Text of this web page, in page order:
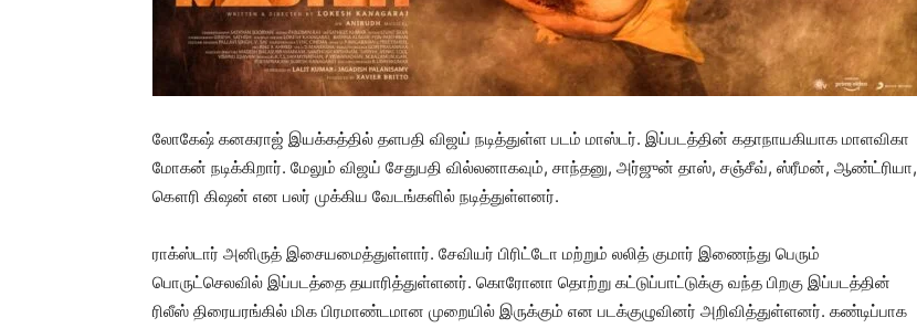
லோகேஷ் கனகராஜ் இயக்கத்தில் தளபதி விஜய் நடித்துள்ள படம் மாஸ்டர். இப்படத்தின் கதாநாயகியாக மாளவிகா
மோகன் நடிக்கிறார். மேலும் விஜய் சேதுபதி வில்லனாகவும், சாந்தனு, அர்ஜுன் தாஸ், சஞ்சீவ், ஸ்ரீமன், ஆண்ட்ரியா,
கௌரி கிஷன் என பலர் முக்கிய வேடங்களில் நடித்துள்ளனர்.
ராக்ஸ்டார் அனிருத் இசையமைத்துள்ளார். சேவியர் பிரிட்டோ மற்றும் லலித் குமார் இணைந்து பெரும்
பொருட்செலவில் இப்படத்தை தயாரித்துள்ளனர். கொரோனா தொற்று கட்டுப்பாட்டுக்கு வந்த பிறகு இப்படத்தின்
ரிலீஸ் திரையரங்கில் மிக பிரமாண்டமான முறையில் இருக்கும் என படக்குழுவினர் அறிவித்துள்ளனர். கண்டிப்பாக